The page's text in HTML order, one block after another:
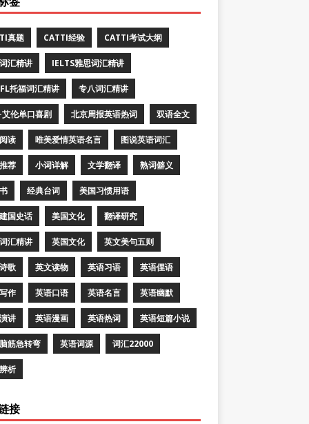
真题 CATTI经验 CATTI考试大纲
汇精讲 IELTS雅思词汇精讲
托福词汇精讲 专八词汇精讲
艾伦单口喜剧 北京周报英语热词 双语全文
读 唯美爱情英语名言 图说英语词汇
荐 小词详解 文学翻译 熟词僻义
经典台词 美国习惯用语
国史话 美国文化 翻译研究
汇精讲 英国文化 英文美句五则
歌 英文读物 英语习语 英语俚语
作 英语口语 英语名言 英语幽默
讲 英语漫画 英语热词 英语短篇小说
筋急转弯 英语词源 词汇22000
析
接